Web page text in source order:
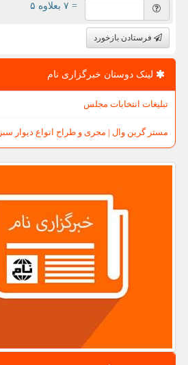
= ۷ بعلاوه ۵
فرستادن بازخورد
لینک دوستان خبرگزاری نام
تبلیغات انتخابات مجلس
مستر گرین وال | مجری و طراح انواع دیوار سبز